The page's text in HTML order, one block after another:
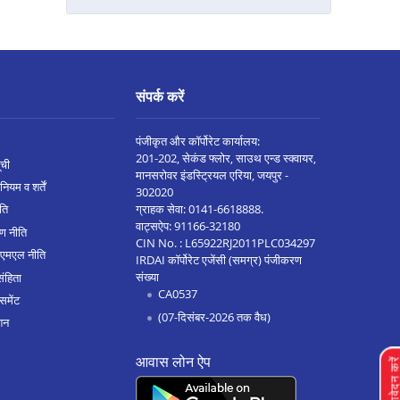
सांगली मे बैलेंस ट्रांसफर
वर्धा मे बैलेंस ट्रांसफर
पिंपरी मे बैलेंस ट्रांसफर
चंद्रपुर मे बैलेंस ट्रांसफर
सोलापूर मे बैलेंस ट्रांसफर
हिंजेवाड़ी वाकड़ मे बैलेंस ट्रांसफर
वाघोली मे बैलेंस ट्रांसफर
वसई मे बैलेंस ट्रांसफर
ठाणे मे बैलेंस ट्रांसफर
व शर्तें
नीति
नीति
संपर्क करें
पंजीकृत और कॉर्पोरेट कार्यालय:
201-202, सेकंड फ्लोर, साउथ एन्ड स्क्वायर,
मानसरोवर इंडस्ट्रियल एरिया, जयपुर -
302020
ग्राहक सेवा:0141-6618888.
वाट्सऐप:91166-32180
CIN No. : L65922RJ2011PLC034297
IRDAI कॉर्पोरेट एजेंसी (समग्र) पंजीकरण
संख्या
CA0537
(07-दिसंबर-2026 तक वैध)
आवास लोन ऐप